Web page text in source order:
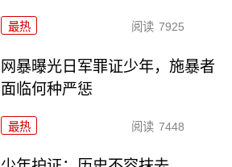
最热 阅读 7925
网暴曝光日军罪证少年，施暴者
面临何种严惩
最热 阅读 7448